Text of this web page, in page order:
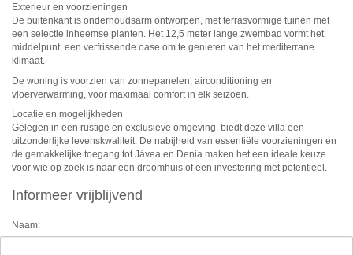
Exterieur en voorzieningen
De buitenkant is onderhoudsarm ontworpen, met terrasvormige tuinen met
een selectie inheemse planten. Het 12,5 meter lange zwembad vormt het
middelpunt, een verfrissende oase om te genieten van het mediterrane
klimaat.
De woning is voorzien van zonnepanelen, airconditioning en
vloerverwarming, voor maximaal comfort in elk seizoen.
Locatie en mogelijkheden
Gelegen in een rustige en exclusieve omgeving, biedt deze villa een
uitzonderlijke levenskwaliteit. De nabijheid van essentiële voorzieningen en
de gemakkelijke toegang tot Jávea en Denia maken het een ideale keuze
voor wie op zoek is naar een droomhuis of een investering met potentieel.
Informeer vrijblijvend
Naam: